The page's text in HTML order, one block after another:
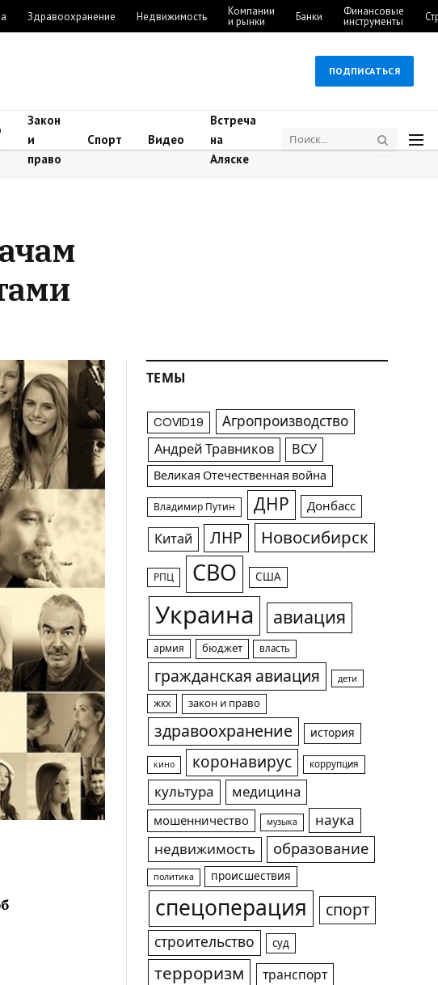
Здравоохранение Недвижимость Компании
и рынки Банки Финансовые
инструменты
ПОДПИСАТЬСЯ
Закон
и
право
Спорт Видео
Встреча
на
Аляске
ТЕМЫ
COVID19 Агропроизводство
Андрей Травников ВСУ
Великая Отечественная война
Владимир Путин ДНР Донбасс
Китай ЛНР Новосибирск
РПЦ СВО США
Украина авиация
армия бюджет власть
гражданская авиация дети
жкх закон и право
здравоохранение история
кино коронавирус коррупция
культура медицина
мошенничество музыка
наука
недвижимость
образование
политика происшествия
спецоперация спорт
строительство суд
терроризм транспорт